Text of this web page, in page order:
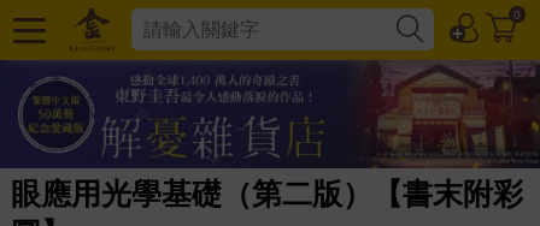
0
眼應用光學基礎（第二版）【書末附彩